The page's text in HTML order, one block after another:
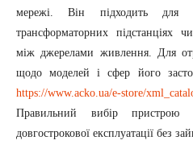
мережі. Він підходить для
трансформаторних підстанціях
між джерелами живлення. Для
щодо моделей і сфер його
https://www.acko.ua/e-store/
Правильний вибір
довгострокової експлуатації без